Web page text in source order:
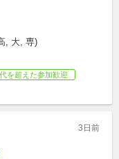
, 大, 専)
を超えた参加歓迎
3日前